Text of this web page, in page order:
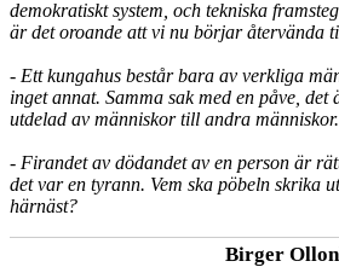
demokratiskt system, och tekniska
är det oroande att vi nu börjar återvända
- Ett kungahus består bara av verkliga
inget annat. Samma sak med en påve,
utdelad av människor till andra människor.
- Firandet av dödandet av en person är
det var en tyrann. Vem ska pöbeln skrika
härnäst?
Birger